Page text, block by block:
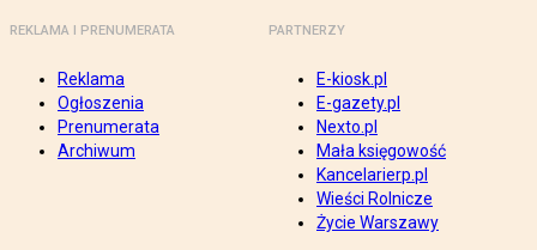
REKLAMA I PRENUMERATA
Reklama
Ogłoszenia
Prenumerata
Archiwum
PARTNERZY
E-kiosk.pl
E-gazety.pl
Nexto.pl
Mała księgowość
Kancelarierp.pl
Wieści Rolnicze
Życie Warszawy